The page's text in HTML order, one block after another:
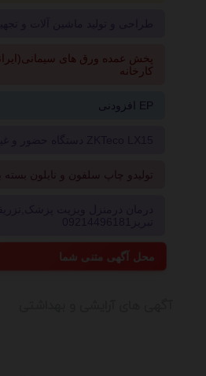
پخش عمده ورق های
کارخانه
افزودنی EP
تولیدو چاپ سلفون و نایلون بسته
محل آگهی متنی شما